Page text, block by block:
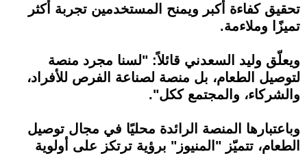
تحقيق كفاءة أكبر ويمنح المستخدمين تجربة أكثر
تميزًا وملاءمة.
ويعلّق وليد السعدني قائلاً: "لسنا مجرد منصة
لتوصيل الطعام، بل منصة لصناعة الفرص للأفراد،
والشركاء، والمجتمع ككل".
وباعتبارها المنصة الرائدة محليًا في مجال توصيل
الطعام، تتميّز "المنيوز" برؤية ترتكز على أولوية